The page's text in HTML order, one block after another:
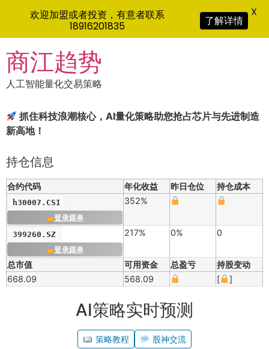
to
content
商江趋势
人工智能量化交易策略
抓住科技浪潮核心，AI量化策略助您抢占芯片与先进制造
新高地！
持仓信息
合约代码 年化收益 昨日仓位 持仓成本
h30007.CSI
登录跟单
352%
399260.SZ
登录跟单
217% 0% 0
总市值 可用资金 总盈亏
持股变动
668.09
568.09 [ ]
AI策略实时预测
策略教程
股神交流
欢迎加盟或者投资，有意者联系
18916201835
了解详情
X